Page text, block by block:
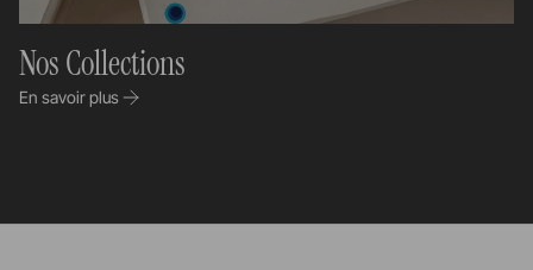
Nos Collections
En savoir plus